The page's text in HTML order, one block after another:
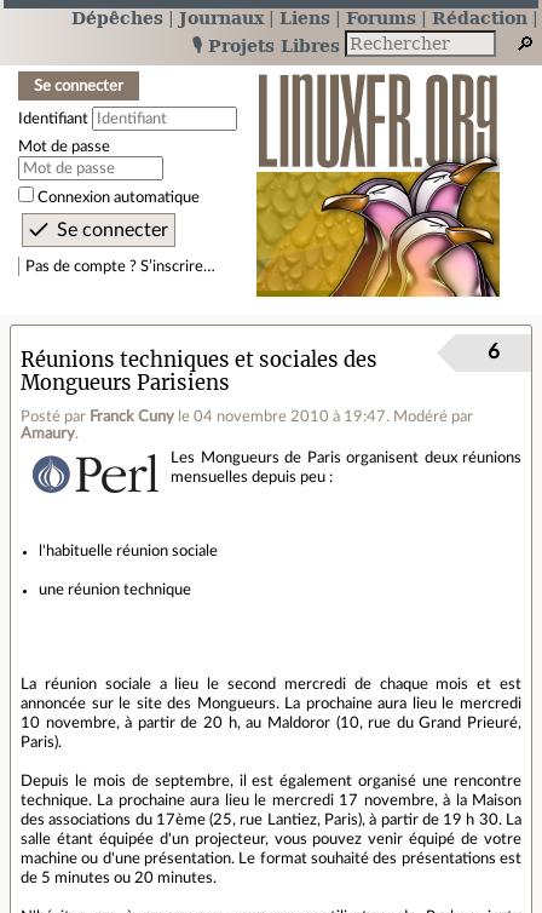
Dépêches Journaux Liens Forums
Rédaction
🎙️ Projets Libres
Se connecter
Identifiant
Mot de passe
Connexion automatique
Pas de compte ? S’inscrire…
Réunions techniques et sociales des
Mongueurs Parisiens
Posté par Franck Cuny le 04 novembre 2010 à 19:47. Modéré par
Amaury.
6
Les Mongueurs de Paris organisent deux réunions
mensuelles depuis peu :
l'habituelle réunion sociale
une réunion technique
La réunion sociale a lieu le second mercredi de chaque mois et est
annoncée sur le site des Mongueurs. La prochaine aura lieu le mercredi
10 novembre, à partir de 20 h, au Maldoror (10, rue du Grand Prieuré,
Paris).
Depuis le mois de septembre, il est également organisé une rencontre
technique. La prochaine aura lieu le mercredi 17 novembre, à la Maison
des associations du 17ème (25, rue Lantiez, Paris), à partir de 19 h 30. La
salle étant équipée d'un projecteur, vous pouvez venir équipé de votre
machine ou d'une présentation. Le format souhaité des présentations est
de 5 minutes ou 20 minutes.